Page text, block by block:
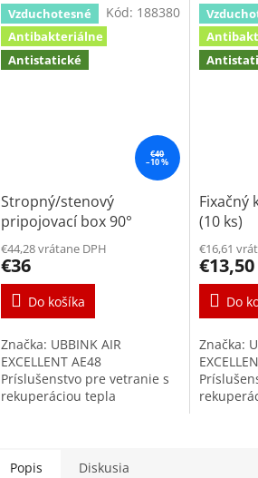
Vzduchotesné
Antibakteriálne
Antistatické
€40
–10 %
Stropný/stenový
pripojovací box 90°
DN90mm na ventil
125mm
€44,28 vrátane DPH
€36
Do košíka
Značka: UBBINK AIR
EXCELLENT AE48
Príslušenstvo pre vetranie s
rekuperáciou tepla
rozvodného systému...
Kód: 188380
Fixačný
(10 ks)
€16,61
€13,50
Do
Značka:
Popis Diskusia